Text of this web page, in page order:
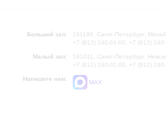
Большой зал:
191186, Санкт-Петербург,
+7 (812) 240-01-00, +7 (812)
Малый зал:
191011, Санкт-Петербург,
+7 (812) 240-01-00, +7 (812)
Напишите нам:
MAX